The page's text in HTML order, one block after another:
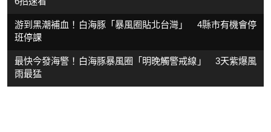
游到黑潮補血！白海豚「暴風圈貼北台灣」 4縣市有機會停
班停課
最快今發海警！白海豚暴風圈「明晚觸警戒線」 3天紫爆風
雨最猛